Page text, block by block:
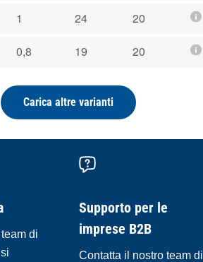
1 24 20
0,8 19 20
Carica altre varianti
di
Supporto per le
imprese B2B
Contatta il nostro team di